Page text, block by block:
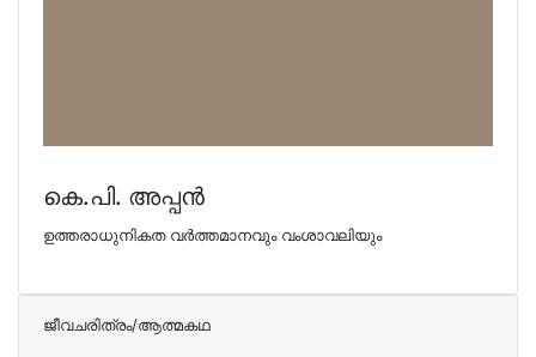
കെ.പി. അപ്പന്‍
ഉത്തരാധുനികത വര്‍ത്തമാനവും വംശാവലിയും
ജീവചരിത്രം/ആത്മകഥ